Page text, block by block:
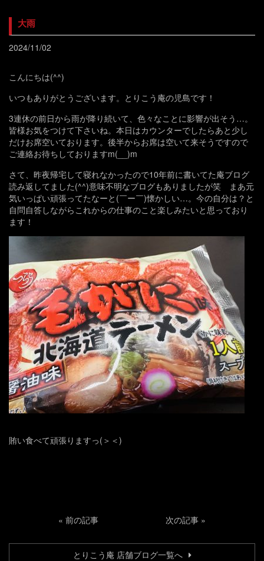
大雨
2024/11/02
こんにちは(^^)
いつもありがとうございます。とりこう庵の児島です！
3連休の前日から雨が降り続いて、色々なことに影響が出そう…。
皆様お気をつけて下さいね。本日はカウンターでしたらあと少し
だけお席空いております。後半からお席は空いて来そうですので
ご連絡お待ちしておりますm(__)m
さて、昨夜帰宅して寝れなかったので10年前に書いてた庵ブログ
読み返してました(^^)意味不明なブログもありましたが笑 まあ元
気いっぱい頑張ってたなーと(￣ー￣)懐かしい…。今の自分は？と
自問自答しながらこれからの仕事のこと楽しみたいと思っており
ます！
賄い食べて頑張りますっ(＞＜)
« 前の記事 次の記事 »
とりこう庵 店舗ブログ一覧へ